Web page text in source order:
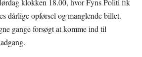
klokken 18.00, hvor Fyns Politi fik
dårlige opførsel og manglende billet.
gange forsøgt at komme ind til